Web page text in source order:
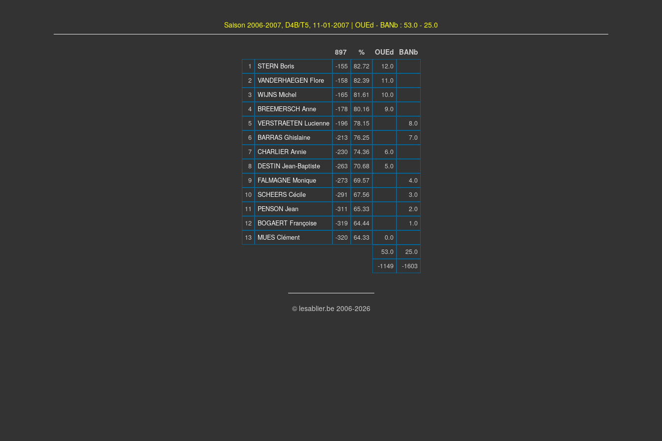
Saison 2006-2007, D4B/T5, 11-01-2007 | OUEd - BANb : 53.0 - 25.0
897 % OUEd BANb
1 STERN Boris -155 82.72
12.0
2
VANDERHAEGEN Flore -158 82.39
11.0
3
WIJNS Michel -165 81.61
10.0
4
BREEMERSCH Anne -178 80.16
9.0
5
VERSTRAETEN Lucienne -196 78.15
8.0
6
BARRAS Ghislaine -213 76.25
7.0
7
CHARLIER Annie -230 74.36
6.0
8
DESTIN Jean-Baptiste -263 70.68
5.0
9
FALMAGNE Monique -273 69.57
4.0
10
SCHEERS Cécile -291 67.56
3.0
11
PENSON Jean -311 65.33
2.0
12
BOGAERT Françoise -319 64.44
1.0
13
MUES Clément -320 64.33
0.0
53.0
25.0
-1149
-1603
© lesablier.be 2006-2026